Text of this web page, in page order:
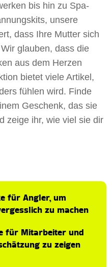
bis hin zu Spa-
unsere
dass Ihre Mutter sich
glauben, dass die
aus dem Herzen
bietet viele Artikel,
fühlen wird. Finde
Geschenk, das sie
zeige ihr, wie viel sie dir
für Angler, um
zu machen
für Mitarbeiter und
zu zeigen